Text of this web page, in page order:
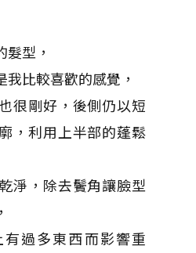
型，
比較喜歡的感覺，
很剛好，後側仍以短
，利用上半部的蓬鬆
淨，除去鬢角讓臉型
過多東西而影響重